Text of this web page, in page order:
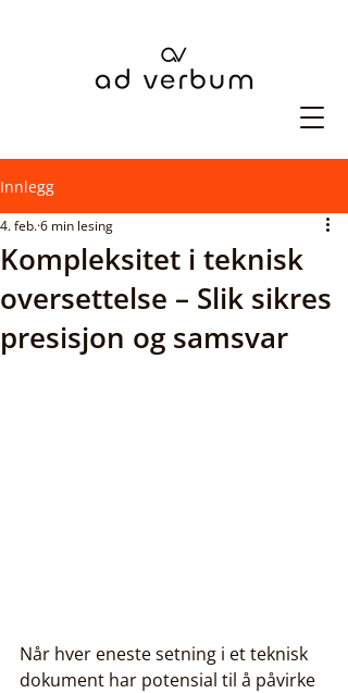
Innlegg
Kompleksitet i teknisk
oversettelse – Slik sikres
presisjon og samsvar
4. feb.6 min lesing
Når hver eneste setning i et teknisk
dokument har potensial til å påvirke